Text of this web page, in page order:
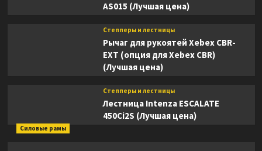
AS015 (Лучшая цена)
Степперы и лестницы
Рычаг для рукоятей Xebex CBR-
EXT (опция для Xebex CBR)
(Лучшая цена)
Степперы и лестницы
Лестница Intenza ESCALATE
450Ci2S (Лучшая цена)
Силовые рамы